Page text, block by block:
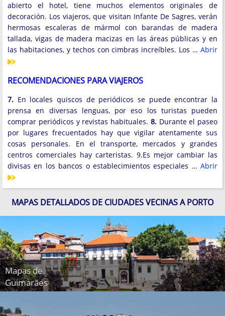
abierto el hotel, tiene muchos elementos originales de
decoración. Los viajeros, que visitan Infante De Sagres, verán
hermosas escaleras de mármol con barandas de madera
tallada, vigas de madera macizas en las áreas públicas y en
las habitaciones, y techos con cimbras increíbles. Los … Abrir
RECOMENDACIONES PARA VIAJEROS
7. En locales quiscos de periódicos se puede encontrar la
prensa en diversas lenguas, por eso los turistas pueden
comprar periódicos y revistas habituales. 8. Durante el paseo
por lugares frecuentados hay que vigilar atentamente sus
cosas personales. En el transporte, mercados y grandes
centros comerciales hay carteristas. 9.Es mejor cambiar las
divisas en los bancos o establecimientos especiales … Abrir
MAPAS DETALLADOS DE CIUDADES VECINAS A PORTO
Mapas de
Guimarães